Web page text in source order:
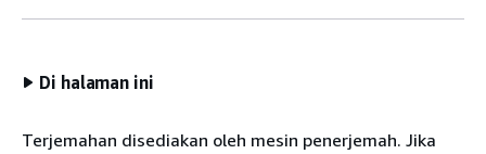
Di halaman ini
Terjemahan disediakan oleh mesin penerjemah. Jika